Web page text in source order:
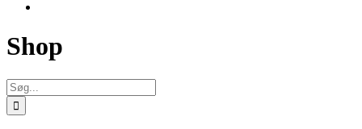
Shop
Søg
efter: